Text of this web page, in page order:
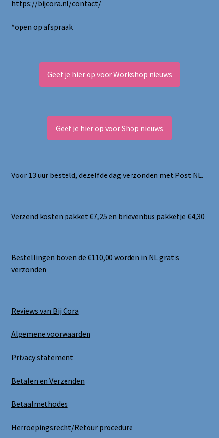
https://bijcora.nl/contact/
*open op afspraak
Geef je hier op voor Workshop nieuws
Geef je hier op voor Shop nieuws
Voor 13 uur besteld, dezelfde dag verzonden met Post NL.
Verzend kosten pakket €7,25 en brievenbus pakketje €4,30
Bestellingen boven de €110,00 worden in NL gratis
verzonden
Reviews van Bij Cora
Algemene voorwaarden
Privacy statement
Betalen en Verzenden
Betaalmethodes
Herroepingsrecht/Retour procedure